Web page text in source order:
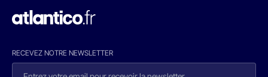
RECEVEZ NOTRE NEWSLETTER